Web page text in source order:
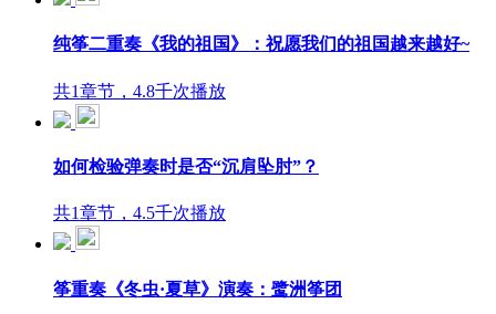
纯筝二重奏《我的祖国》：祝愿我们的祖国越来越好~
共1章节，4.8千次播放
如何检验弹奏时是否“沉肩坠肘”？
共1章节，4.5千次播放
筝重奏《冬虫·夏草》演奏：鹭洲筝团